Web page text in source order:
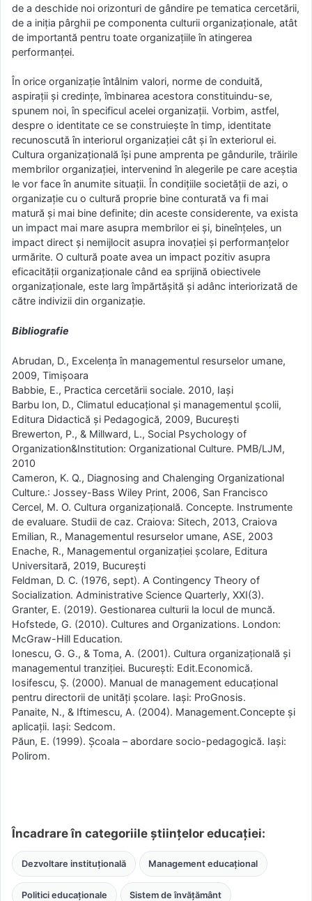
de a deschide noi orizonturi de gândire pe tematica cercetării,
de a iniția pârghii pe componenta culturii organizaționale, atât
de importantă pentru toate organizațiile în atingerea
performanței.
În orice organizație întâlnim valori, norme de conduită,
aspirații și credințe, îmbinarea acestora constituindu-se,
spunem noi, în specificul acelei organizații. Vorbim, astfel,
despre o identitate ce se construiește în timp, identitate
recunoscută în interiorul organizației cât și în exteriorul ei.
Cultura organizațională își pune amprenta pe gândurile, trăirile
membrilor organizației, intervenind în alegerile pe care aceștia
le vor face în anumite situații. În condițiile societății de azi, o
organizație cu o cultură proprie bine conturată va fi mai
matură şi mai bine definite; din aceste considerente, va exista
un impact mai mare asupra membrilor ei și, bineînțeles, un
impact direct şi nemijlocit asupra inovației şi performanțelor
urmărite. O cultură poate avea un impact pozitiv asupra
eficacității organizaționale când ea sprijină obiectivele
organizaționale, este larg împărtășită și adânc interiorizată de
către indivizii din organizație.
Bibliografie
Abrudan, D., Excelența în managementul resurselor umane,
2009, Timișoara
Babbie, E., Practica cercetării sociale. 2010, Iași
Barbu Ion, D., Climatul educațional și managementul școlii,
Editura Didactică și Pedagogică, 2009, București
Brewerton, P., & Millward, L., Social Psychology of
Organization&Institution: Organizational Culture. PMB/LJM,
2010
Cameron, K. Q., Diagnosing and Chalenging Organizational
Culture.: Jossey-Bass Wiley Print, 2006, San Francisco
Cercel, M. O. Cultura organizațională. Concepte. Instrumente
de evaluare. Studii de caz. Craiova: Sitech, 2013, Craiova
Emilian, R., Managementul resurselor umane, ASE, 2003
Enache, R., Managementul organizației școlare, Editura
Universitară, 2019, București
Feldman, D. C. (1976, sept). A Contingency Theory of
Socialization. Administrative Science Quarterly, XXI(3).
Granter, E. (2019). Gestionarea culturii la locul de muncă.
Hofstede, G. (2010). Cultures and Organizations. London:
McGraw-Hill Education.
Ionescu, G. G., & Toma, A. (2001). Cultura organizațională și
managementul tranziției. București: Edit.Economică.
Iosifescu, Ș. (2000). Manual de management educațional
pentru directorii de unități școlare. Iași: ProGnosis.
Panaite, N., & Iftimescu, A. (2004). Management.Concepte și
aplicații. Iași: Sedcom.
Păun, E. (1999). Școala – abordare socio-pedagogică. Iași:
Polirom.
Încadrare în categoriile științelor educației:
Dezvoltare instituțională Management educațional
Politici educaționale Sistem de învățământ